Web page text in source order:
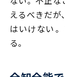
えるべきだ
はいけない
る。